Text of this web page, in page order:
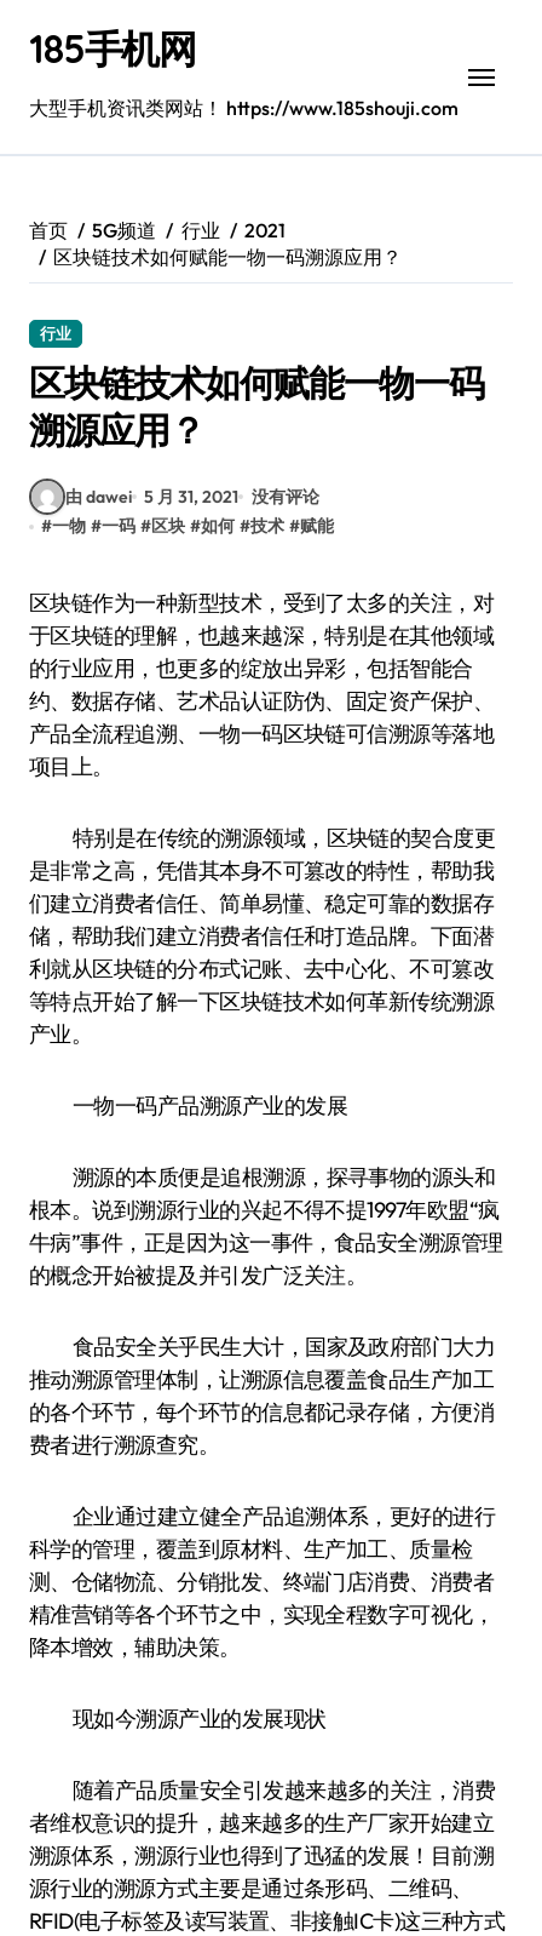
185手机网
大型手机资讯类网站！ https://www.185shouji.com
首页 5G频道 行业
2021
区块链技术如何赋能一物一码溯源应用？
行业
区块链技术如何赋能一物一码
溯源应用？
由 dawei 5 月 31, 2021 没有评论
#一物 #一码 #区块 #如何 #技术 #赋能
区块链作为一种新型技术，受到了太多的关注，对
于区块链的理解，也越来越深，特别是在其他领域
的行业应用，也更多的绽放出异彩，包括智能合
约、数据存储、艺术品认证防伪、固定资产保护、
产品全流程追溯、一物一码区块链可信溯源等落地
项目上。
特别是在传统的溯源领域，区块链的契合度更
是非常之高，凭借其本身不可篡改的特性，帮助我
们建立消费者信任、简单易懂、稳定可靠的数据存
储，帮助我们建立消费者信任和打造品牌。下面潜
利就从区块链的分布式记账、去中心化、不可篡改
等特点开始了解一下区块链技术如何革新传统溯源
产业。
一物一码产品溯源产业的发展
溯源的本质便是追根溯源，探寻事物的源头和
根本。说到溯源行业的兴起不得不提1997年欧盟“疯
牛病”事件，正是因为这一事件，食品安全溯源管理
的概念开始被提及并引发广泛关注。
食品安全关乎民生大计，国家及政府部门大力
推动溯源管理体制，让溯源信息覆盖食品生产加工
的各个环节，每个环节的信息都记录存储，方便消
费者进行溯源查究。
企业通过建立健全产品追溯体系，更好的进行
科学的管理，覆盖到原材料、生产加工、质量检
测、仓储物流、分销批发、终端门店消费、消费者
精准营销等各个环节之中，实现全程数字可视化，
降本增效，辅助决策。
现如今溯源产业的发展现状
随着产品质量安全引发越来越多的关注，消费
者维权意识的提升，越来越多的生产厂家开始建立
溯源体系，溯源行业也得到了迅猛的发展！目前溯
源行业的溯源方式主要是通过条形码、二维码、
RFID(电子标签及读写装置、非接触IC卡)这三种方式